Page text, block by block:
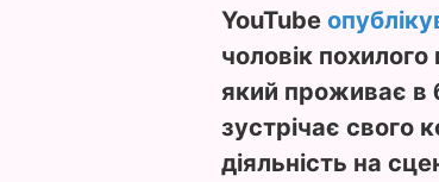
YouTube
чоловік похилого
який проживає в
зустрічає свого
діяльність на